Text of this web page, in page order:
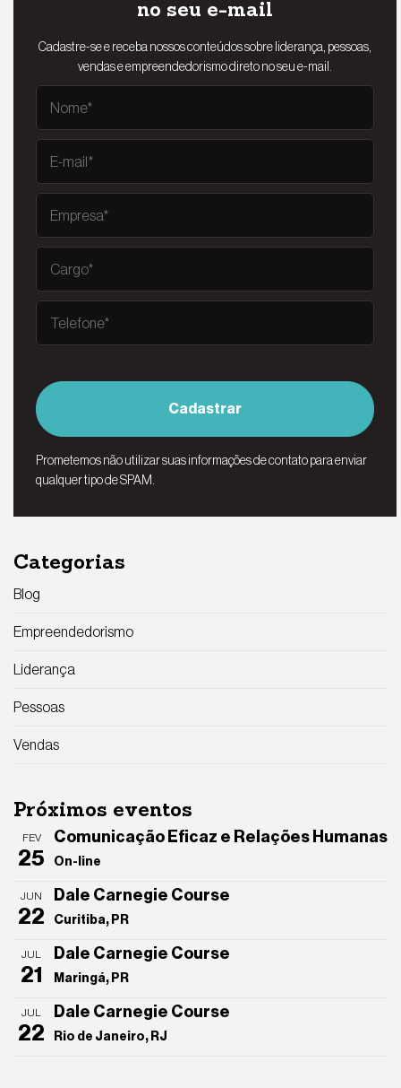
no seu e-mail
Cadastre-se e receba nossos conteúdos sobre liderança, pessoas,
vendas e empreendedorismo direto no seu e-mail.
Cadastrar
Prometemos não utilizar suas informações de contato para enviar
qualquer tipo de SPAM.
Categorias
Blog
Empreendedorismo
Liderança
Pessoas
Vendas
Próximos eventos
FEV
25
Comunicação Eficaz e Relações Humanas
On-line
JUN
22
Dale Carnegie Course
Curitiba, PR
JUL
21
Dale Carnegie Course
Maringá, PR
JUL
22
Dale Carnegie Course
Rio de Janeiro, RJ